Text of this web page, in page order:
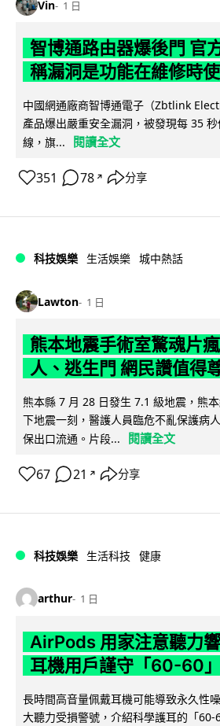
Vin 1 日
智博通路由器爆後門 官
稱漏洞是功能在維修時
中國網通廠商智博通電子（Zbtlink
產品爆出嚴重安全漏洞，被發現每 35
線，旗...
閱讀全文
351 78 ↗ 分享
科技娛樂 生活娛樂 城中熱話
Lawton 1 日
熊本地震手術室驚魂片
人、逃生門 網民讚值得
熊本縣 7 月 28 日發生 7.1 級地震，熊
下地震一刻，醫護人員臨危不亂保護病
保出口流通。片段...
閱讀全文
67 21 ↗ 分享
科技娛樂 生活科技 健康
arthur 1 日
AirPods 用家注意聽力
耳機用戶謹守「60-60
長時間高音量佩戴耳機可能導致永久性
大聽力受損警號，介紹科學護耳的「